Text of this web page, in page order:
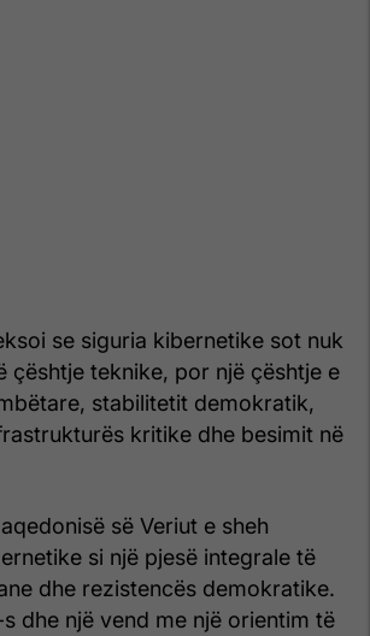
se siguria kibernetike sot nuk
çështje teknike, por një çështje e
stabilitetit demokratik,
kritike dhe besimit në
së Veriut e sheh
si një pjesë integrale të
dhe rezistencës demokratike.
s dhe një vend me një orientim të